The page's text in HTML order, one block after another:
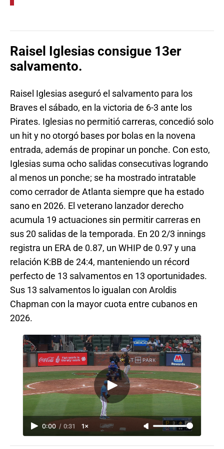
Raisel Iglesias consigue 13er
salvamento.
Raisel Iglesias aseguró el salvamento para los
Braves el sábado, en la victoria de 6-3 ante los
Pirates. Iglesias no permitió carreras, concedió solo
un hit y no otorgó bases por bolas en la novena
entrada, además de propinar un ponche. Con esto,
Iglesias suma ocho salidas consecutivas logrando
al menos un ponche; se ha mostrado intratable
como cerrador de Atlanta siempre que ha estado
sano en 2026. El veterano lanzador derecho
acumula 19 actuaciones sin permitir carreras en
sus 20 salidas de la temporada. En 20 2/3 innings
registra un ERA de 0.87, un WHIP de 0.97 y una
relación K:BB de 24:4, manteniendo un récord
perfecto de 13 salvamentos en 13 oportunidades.
Sus 13 salvamentos lo igualan con Aroldis
Chapman con la mayor cuota entre cubanos en
2026.
0:00 / 0:31 1×